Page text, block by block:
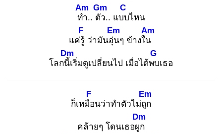
ทำ
Am
.. ตัว
Gm
.. แบบ
C
ไหน
แค่รู้
F
ว่ามันอุ่น
Em
ๆ ข้างใน
Am
โลกนี้เ
Dm
ริ่มดูเปลี่ยนไป เมื่อได้พบ
G
เธอ
ก็เหมือ
F
นว่าทำตัวไม่ถูก
Em
คล้ายๆ โดนเธอผูก
Dm